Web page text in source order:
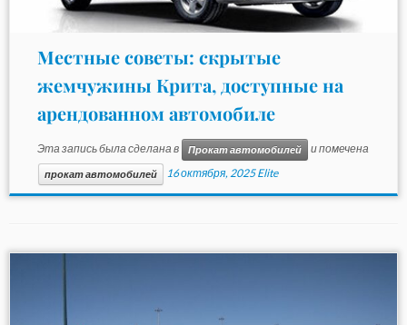
Местные советы: скрытые
жемчужины Крита, доступные на
арендованном автомобиле
Эта запись была сделана в Прокат автомобилей и помечена
прокат автомобилей 16 октября, 2025 Elite